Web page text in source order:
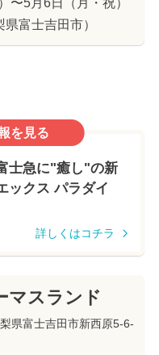
〜5月6日（月・祝）
富士吉田市）
を見る
士急に"癒し"の新
ックス パラダイ
詳しくはコチラ
マスランド
県富士吉田市新西原5-6-